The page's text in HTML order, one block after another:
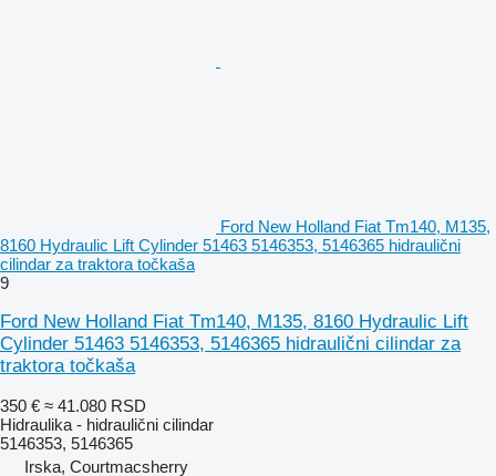
Ford New Holland Fiat Tm140, M135,
8160 Hydraulic Lift Cylinder 51463 5146353, 5146365 hidraulični
cilindar za traktora točkaša
9
Ford New Holland Fiat Tm140, M135, 8160 Hydraulic Lift
Cylinder 51463 5146353, 5146365 hidraulični cilindar za
traktora točkaša
350 € ≈ 41.080 RSD
Hidraulika - hidraulični cilindar
5146353, 5146365
Irska, Courtmacsherry